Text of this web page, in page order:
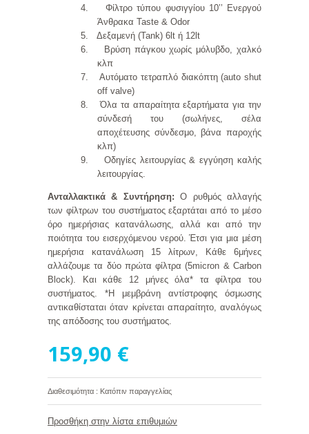
4.
Φίλτρο τύπου φυσιγγίου 10’’ Ενεργού
Άνθρακα Taste & Odor
5.
Δεξαμενή (Tank) 6lt ή 12lt
6.
Βρύση πάγκου χωρίς μόλυβδο, χαλκό
κλπ
7.
Αυτόματο τετραπλό διακόπτη (auto shut
off valve)
8.
Όλα τα απαραίτητα εξαρτήματα για την
σύνδεσή του (σωλήνες, σέλα
αποχέτευσης σύνδεσμο, βάνα παροχής
κλπ)
9.
Οδηγίες λειτουργίας & εγγύηση καλής
λειτουργίας.
Ανταλλακτικά & Συντήρηση: Ο ρυθμός αλλαγής
των φίλτρων του συστήματος εξαρτάται από το μέσο
όρο ημερήσιας κατανάλωσης, αλλά και από την
ποιότητα του εισερχόμενου νερού. Έτσι για μια μέση
ημερήσια κατανάλωση 15 λίτρων, Κάθε 6μήνες
αλλάζουμε τα δύο πρώτα φίλτρα (5micron & Carbon
Block). Και κάθε 12 μήνες όλα* τα φίλτρα του
συστήματος. *Η
μεμβράνη αντίστροφης όσμωσης
αντικαθίσταται όταν κρίνεται απαραίτητο, αναλόγως
της απόδοσης του συστήματος.
159,90 €
Διαθεσιμότητα : Κατόπιν παραγγελίας
Προσθήκη στην λίστα επιθυμιών